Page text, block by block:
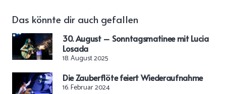
Das könnte dir auch gefallen
30. August – Sonntagsmatinee mit Lucia
Losada
18. August 2025
Die Zauberflöte feiert Wiederaufnahme
16. Februar 2024